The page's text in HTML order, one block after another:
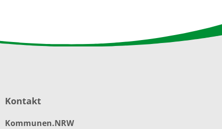
Kontakt
Kommunen.NRW